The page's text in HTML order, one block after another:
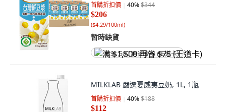
首購折扣價 40%$344
$206
($4.29/100ml)
暫時缺貨
满 $1,500 再省 $75 (王道卡)
MILKLAB 嚴選夏威夷豆奶, 1L, 1瓶
首購折扣價 40%$188
$112